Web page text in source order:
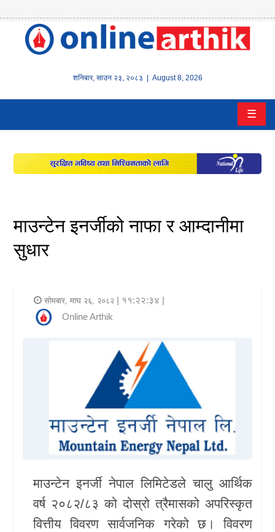
शनिबार, साउन २३, २०८३ | August 8, 2026
होम
वित्त
इन्स्योरेन्स
पूँजीबजार
अटो
प्रविधि
शिक्षा
☰
माउन्टेन इनर्जीको नाफा र आम्दानीमा
सुधार
सोमबार, माघ २६, २०८२ | ११:२२:३४ |
Online Arthik
माउन्टेन इनर्जी नेपाल लिमिटेडले चालु आर्थिक
वर्ष २०८२/८३ को दोस्रो त्रैमासको अपरिस्कृत
वित्तीय विवरण सार्वजनिक गरेको छ। विवरण